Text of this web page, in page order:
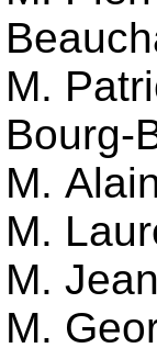
M.
Bourg-
M.
M.
M.
M.